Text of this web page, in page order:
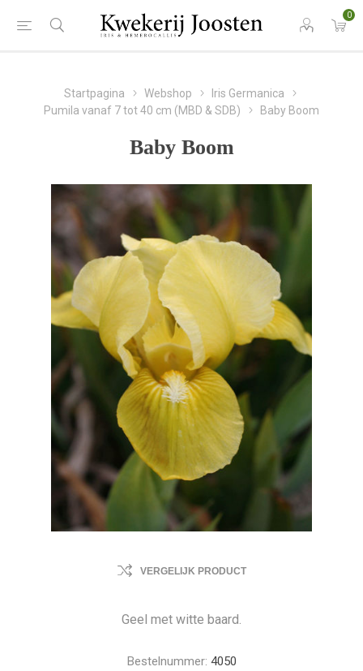
0
Startpagina Webshop
Iris Germanica
Pumila vanaf 7 tot 40 cm (MBD & SDB)
Baby Boom
Baby Boom
VERGELIJK PRODUCT
Geel met witte baard.
Bestelnummer: 4050